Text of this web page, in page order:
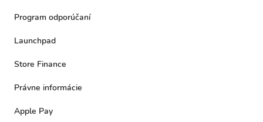
Program odporúčaní
Launchpad
Store Finance
Právne informácie
Apple Pay